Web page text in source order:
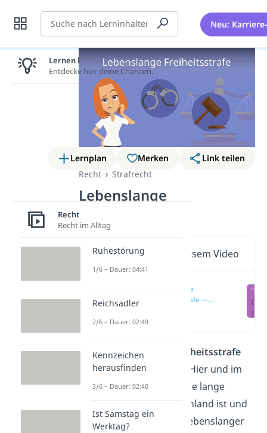
Suche Neu:
Lernplan Merken
Link teilen
Recht
Strafrecht
Lebenslange
Freiheitsstrafe
Wichtige Inhalte in diesem Video
Lebenslange
Freiheitsstrafe —
Ist einelebenslange Freiheitsstrafe
wirklich ein Leben lang? Hier und im
Video erklären wir dir, wie lange
lebenslänglich in Deutschland ist und
welche Verbrechen mit lebenslanger
Lernen lohnt sich!
Entdecke hier deine Chancen.
Recht
Recht im Alltag
Ruhestörung
1/6 – Dauer: 04:41
Reichsadler
2/6 – Dauer: 02:49
Kennzeichen
herausfinden
3/6 – Dauer: 02:40
Ist Samstag ein
Werktag?